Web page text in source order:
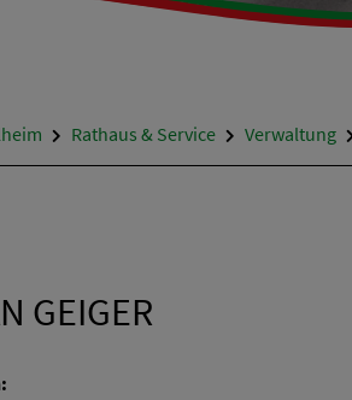
Rathaus & Service Verwaltung
GEIGER